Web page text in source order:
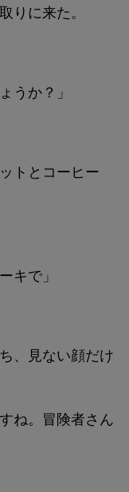
りに来た。
うか？」
トとコーヒー
キで」
、見ない顔だけ
ね。冒険者さん